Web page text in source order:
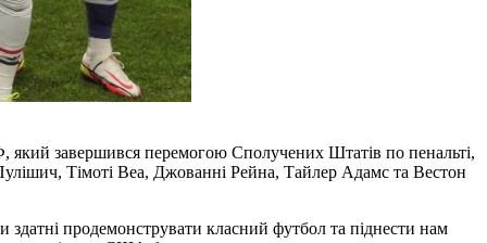
завершився перемогою Сполучених Штатів по пенальті,
Тімоті Веа, Джованні Рейна, Тайлер Адамс та Вестон
продемонструвати класний футбол та піднести нам